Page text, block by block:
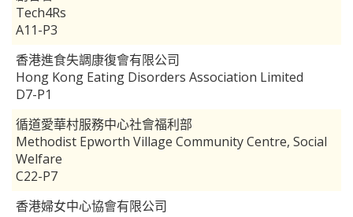
Tech4Rs
A11-P3
香港進食失調康復會有限公司
Hong Kong Eating Disorders Association Limited
D7-P1
循道愛華村服務中心社會福利部
Methodist Epworth Village Community Centre, Social
Welfare
C22-P7
香港婦女中心協會有限公司